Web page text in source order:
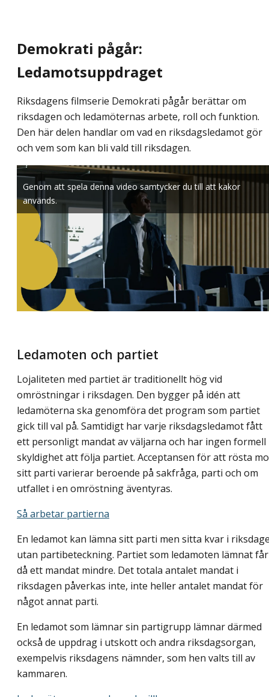
Demokrati pågår:
Ledamotsuppdraget
Riksdagens filmserie Demokrati pågår berättar om
riksdagen och ledamöternas arbete, roll och funktion.
Den här delen handlar om vad en riksdagsledamot gör
och vem som kan bli vald till riksdagen.
Genom att spela denna video samtycker du till att kakor
används.
Ledamoten och partiet
Lojaliteten med partiet är traditionellt hög vid
omröstningar i riksdagen. Den bygger på idén att
ledamöterna ska genomföra det program som partiet
gick till val på. Samtidigt har varje riksdagsledamot fått
ett personligt mandat av väljarna och har ingen formell
skyldighet att följa partiet. Acceptansen för att rösta
sitt parti varierar beroende på sakfråga, parti och om
utfallet i en omröstning äventyras.
Så arbetar partierna
En ledamot kan lämna sitt parti men sitta kvar i
utan partibeteckning. Partiet som ledamoten lämnat får
då ett mandat mindre. Det totala antalet mandat i
riksdagen påverkas inte, inte heller antalet mandat för
något annat parti.
En ledamot som lämnar sin partigrupp lämnar därmed
också de uppdrag i utskott och andra riksdagsorgan,
exempelvis riksdagens nämnder, som hen valts till av
kammaren.